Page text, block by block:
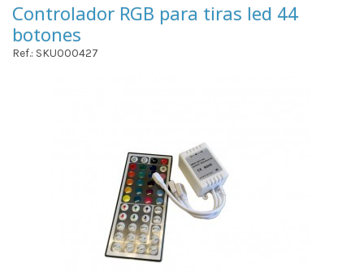
Controlador RGB para tiras led 44
botones
Ref.: SKU000427